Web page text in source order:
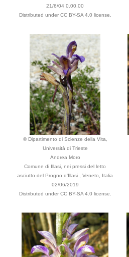
21/6/04 0.00.00
Distributed under CC BY-SA 4.0 license.
© Dipartimento di Scienze della Vita,
Università di Trieste
Andrea Moro
Comune di Illasi, nei pressi del letto
asciutto del Progno d'Illasi , Veneto, Italia
02/06/2019
Distributed under CC BY-SA 4.0 license.